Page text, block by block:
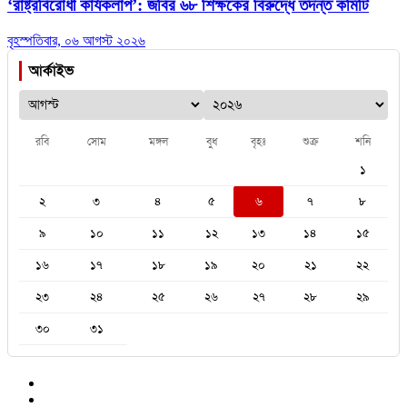
‘রাষ্ট্রবিরোধী কার্যকলাপ’: জবির ৬৮ শিক্ষকের বিরুদ্ধে তদন্ত কমিটি
বৃহস্পতিবার, ০৬ আগস্ট ২০২৬
আর্কাইভ
রবি সোম মঙ্গল বুধ বৃহঃ শুক্র শনি
১
২
৩ ৪ ৫ ৬ ৭
৮
৯
১০ ১১ ১২ ১৩ ১৪
১৫
১৬
১৭ ১৮ ১৯ ২০ ২১
২২
২৩
২৪ ২৫ ২৬ ২৭ ২৮
২৯
৩০
৩১